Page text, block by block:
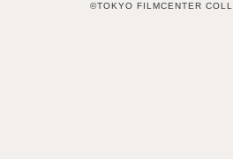
©TOKYO FILMCENTER